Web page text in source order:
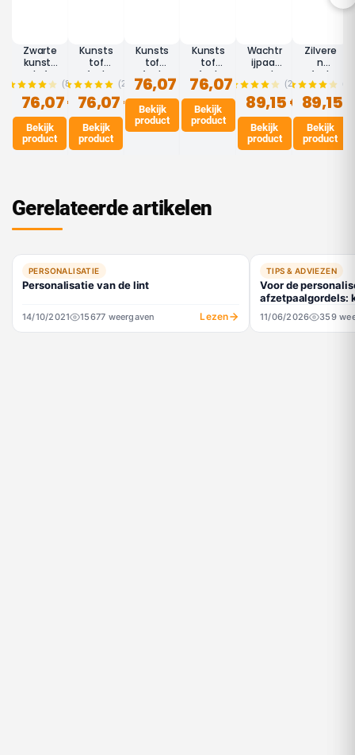
Zwarte
kunsts
tof
afzetp
aal
met
afzetb
and
2,5m -
(8)
76,07 €
Bekijk
product
Kunsts
tof
afzetp
aal wit
2,5m -
BASIC
(2)
76,07 €
Bekijk
product
Kunsts
tof
afzetp
aal
geel
2,5m -
BASIC
76,07 €
Bekijk
product
Kunsts
tof
afzetp
aal
rood
2,5m -
BASIC
76,07 €
Bekijk
product
Wachtr
ijpaal
met
afzetb
and 3m
- Zwart
- ECO
(21)
89,15 €
Bekijk
product
Zilvere
n
afzetp
aal
met
afzetb
and 3m
- ECO
89,15
Bekijk
product
Gerelateerde artikelen
PERSONALISATIE
Personalisatie van de lint
14/10/2021 15677 weergaven Lezen
TIPS & ADVIEZEN
Voor de
afzetpaalgordels:
textielsubliatie!
11/06/2026 359